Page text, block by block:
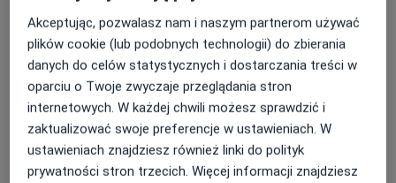
Pacjenci których przyjmuję
Dorośli (Tylko pod niektórymi adresami)
Rodzaje konsultacji
Stacjonarne Zobacz lokalizacje (1)
Pokaż więcejo doświadczeniu
Akceptując, pozwalasz nam i naszym partnerom używać
plików cookie (lub podobnych technologii) do zbierania
danych do celów statystycznych i dostarczania treści w
oparciu o Twoje zwyczaje przeglądania stron
internetowych. W każdej chwili możesz sprawdzić i
zaktualizować swoje preferencje w ustawieniach. W
ustawieniach znajdziesz również linki do polityk
prywatności stron trzecich. Więcej informacji znajdziesz